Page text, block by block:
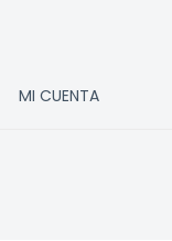
MI CUENTA